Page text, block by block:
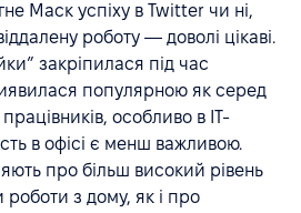
Маск успіху в Twitter чи ні,
роботу — доволі цікаві.
закріпилася під час
популярною як серед
особливо в ІТ-
в офісі є менш важливою.
про більш високий рівень
роботи з дому, як і про